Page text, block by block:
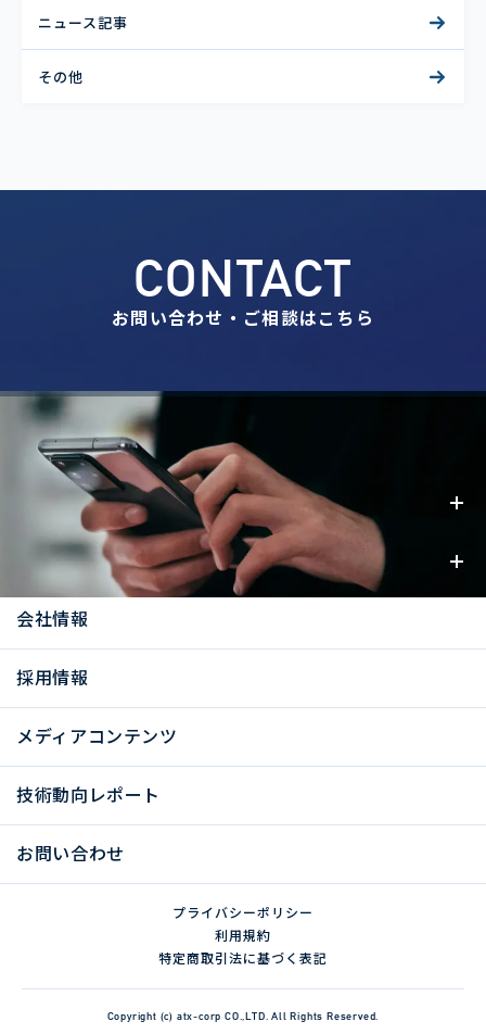
ニュース記事
その他
CONTACT
お問い合わせ・ご相談はこちら
事業内容
お知らせ
会社情報
採用情報
メディアコンテンツ
技術動向レポート
お問い合わせ
プライバシーポリシー
利用規約
特定商取引法に基づく表記
Copyright (c) atx-corp CO.,LTD. All Rights Reserved.